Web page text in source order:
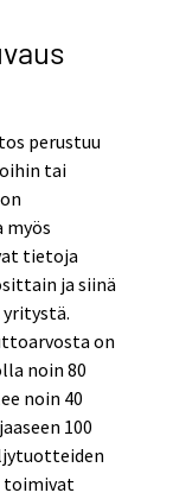
perustuu
tai
myös
tietoja
ja siinä
on
noin 80
noin 40
100
toimivat